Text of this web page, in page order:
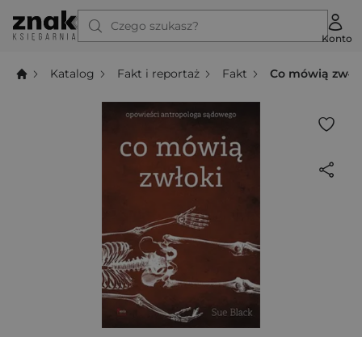
Czego szukasz?
Konto
Katalog Fakt i reportaż Fakt Co mówią